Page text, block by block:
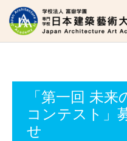
を
「第一回 未
コンテスト」
せ